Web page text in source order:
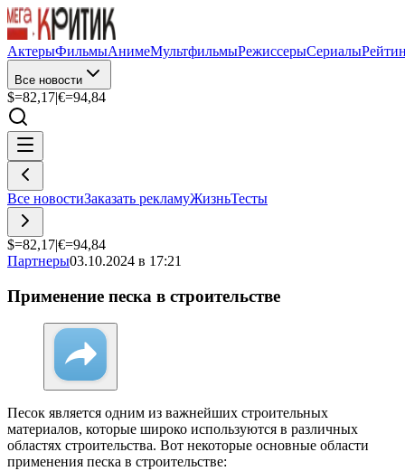
АктерыФильмыАнимеМультфильмыРежиссерыСериалы
Все новости
$=82,17|€=94,84
Все новостиЗаказать рекламуЖизньТесты
$=82,17|€=94,84
Партнеры03.10.2024 в 17:21
Применение песка в строительстве
Песок является одним из важнейших строительных
материалов, которые широко используются в различных
областях строительства. Вот некоторые основные области
применения песка в строительстве: